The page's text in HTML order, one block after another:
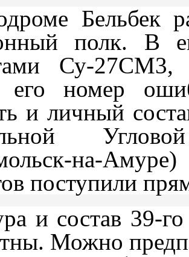
Бельбек
полк. В
Су-
его номер
и личный
на-
поступили
и состав 39-
Можно